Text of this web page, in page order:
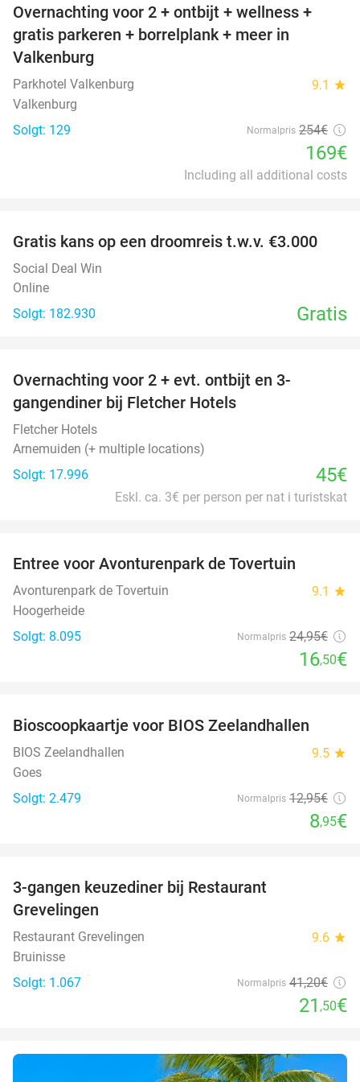
33%
Overnachting voor 2 + ontbijt + wellness +
gratis parkeren + borrelplank + meer in
Valkenburg
Parkhotel Valkenburg 9.1 star
Valkenburg
Solgt: 129
Normalpris 254€
169€
Including all additional costs
Gratis kans op een droomreis t.w.v. €3.000
Social Deal Win
Online
Solgt: 182.930
Gratis
Overnachting voor 2 + evt. ontbijt en 3-
gangendiner bij Fletcher Hotels
Fletcher Hotels
Arnemuiden (+ multiple locations)
Solgt: 17.996
45€
Eskl. ca. 3€ per person per nat i turistskat
Entree voor Avonturenpark de Tovertuin
Avonturenpark de Tovertuin 9.1 star
Hoogerheide
Solgt: 8.095
Normalpris 24,95€
16,50€
Bioscoopkaartje voor BIOS Zeelandhallen
BIOS Zeelandhallen 9.5 star
Goes
Solgt: 2.479
Normalpris 12,95€
8,95€
3-gangen keuzediner bij Restaurant
Grevelingen
Restaurant Grevelingen 9.6 star
Bruinisse
Solgt: 1.067
Normalpris 41,20€
21 ,50€